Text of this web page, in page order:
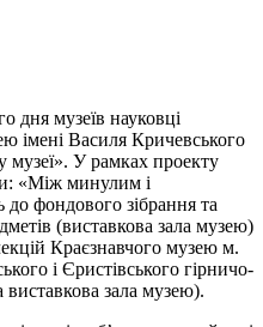
дня музеїв науковці
імені Василя Кричевського
музеї». У рамках проекту
«Між минулим і
фондового зібрання та
(виставкова зала музею)
Краєзнавчого музею м.
і Єристівського гірничо-
виставкова зала музею).